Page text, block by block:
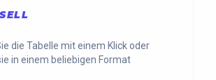
die Tabelle mit einem Klick oder
in einem beliebigen Format